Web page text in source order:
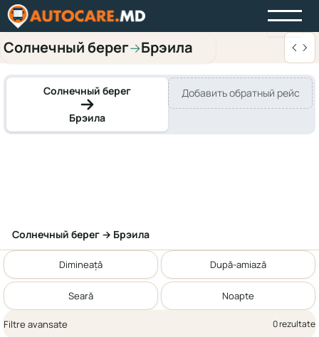
Солнечный берег→Брэила
Солнечный берег
Брэила
Добавить обратный рейс
Солнечный берег → Брэила
Dimineață După-amiază
Seară Noapte
Filtre avansate 0 rezultate